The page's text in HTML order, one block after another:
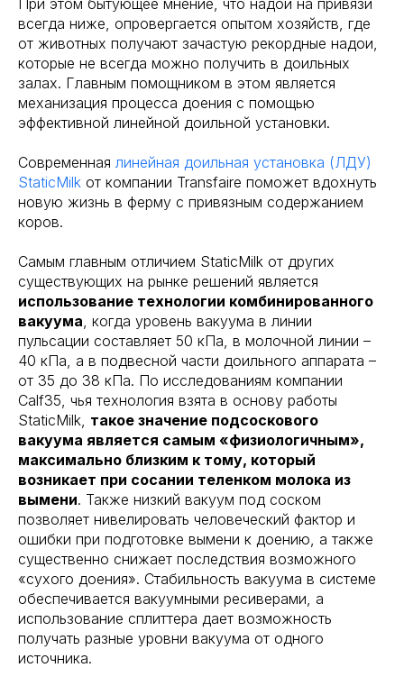
При этом бытующее мнение, что надои на привязи
всегда ниже, опровергается опытом хозяйств, где
от животных получают зачастую рекордные надои,
которые не всегда можно получить в доильных
залах. Главным помощником в этом является
механизация процесса доения с помощью
эффективной линейной доильной установки.
Современная линейная доильная установка (ЛДУ)
StaticMilk от компании Transfaire поможет вдохнуть
новую жизнь в ферму с привязным содержанием
коров.
Самым главным отличием StaticMilk от других
существующих на рынке решений является
использование технологии комбинированного
вакуума, когда уровень вакуума в линии
пульсации составляет 50 кПа, в молочной линии –
40 кПа, а в подвесной части доильного аппарата –
от 35 до 38 кПа. По исследованиям компании
Calf35, чья технология взята в основу работы
StaticMilk, такое значение подсоскового
вакуума является самым «физиологичным»,
максимально близким к тому, который
возникает при сосании теленком молока из
вымени. Также низкий вакуум под соском
позволяет нивелировать человеческий фактор и
ошибки при подготовке вымени к доению, а также
существенно снижает последствия возможного
«сухого доения». Стабильность вакуума в системе
обеспечивается вакуумными ресиверами, а
использование сплиттера дает возможность
получать разные уровни вакуума от одного
источника.